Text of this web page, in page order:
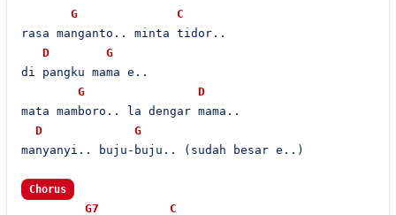
G
C
rasa manganto.. minta tidor..
D
G
di pangku mama e..
G
D
mata mamboro.. la dengar mama..
D
G
manyanyi.. buju-buju.. (sudah besar e..)
Chorus
G7
C